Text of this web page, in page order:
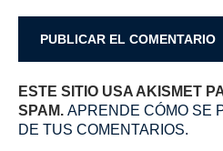
ESTE SITIO USA AKISMET
SPAM. APRENDE CÓMO SE
DE TUS COMENTARIOS.